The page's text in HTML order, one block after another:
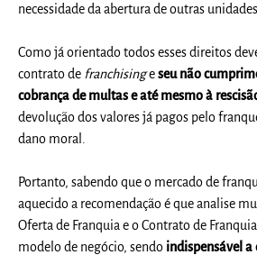
necessidade da abertura de outras unidades.
Como já orientado todos essesdireitos
contrato de franchisingeseu não
cobrança de multas e até mesmo à
devolução dos valores já pagos pelo
dano moral.
Portanto, sabendo que o mercado de
aquecido a recomendação é que analise
Oferta de Franquia e o Contrato de
modelo de negócio, sendo indispensável